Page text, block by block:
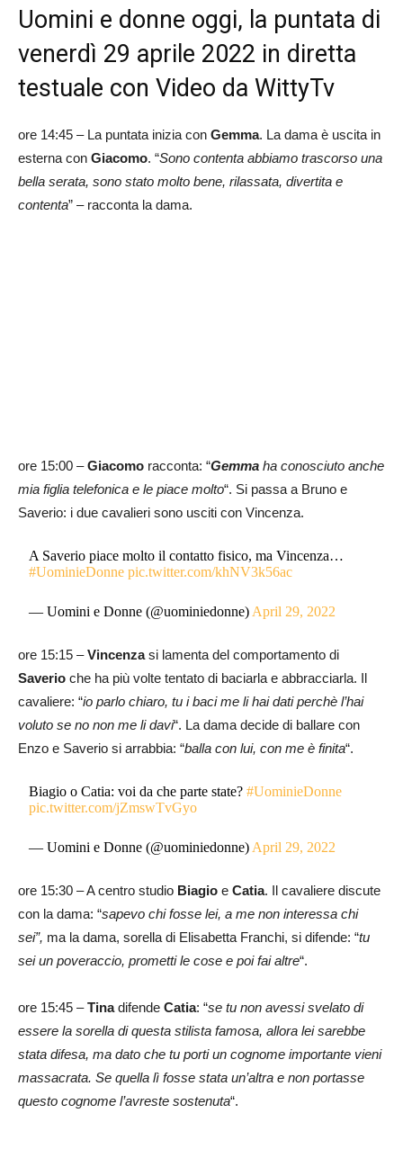
Uomini e donne oggi, la puntata di
venerdì 29 aprile 2022 in diretta
testuale con Video da WittyTv
ore 14:45 – La puntata inizia con Gemma. La dama è uscita in
esterna con Giacomo. “Sono contenta abbiamo trascorso una
bella serata, sono stato molto bene, rilassata, divertita e
contenta” – racconta la dama.
ore 15:00 –Giacomo racconta: “Gemma ha conosciuto anche
mia figlia telefonica e le piace molto“. Si passa a Bruno e
Saverio: i due cavalieri sono usciti con Vincenza.
A Saverio piace molto il contatto fisico, ma Vincenza…
#UominieDonne pic.twitter.com/khNV3k56ac
— Uomini e Donne (@uominiedonne)April 29, 2022
ore 15:15 –Vincenzasi lamenta del comportamento di
Saverio che ha più volte tentato di baciarla e abbracciarla. Il
cavaliere: “io parlo chiaro, tu i baci me li hai dati perchè l’hai
voluto se no non me li davi“. La dama decide di ballare con
Enzo e Saverio si arrabbia: “balla con lui, con me è finita“.
Biagio o Catia: voi da che parte state?#UominieDonne
pic.twitter.com/jZmswTvGyo
— Uomini e Donne (@uominiedonne)April 29, 2022
ore 15:30 – A centro studio Biagio e Catia. Il cavaliere discute
con la dama: “sapevo chi fosse lei, a me non interessa chi
sei”, ma la dama, sorella di Elisabetta Franchi, si difende: “tu
sei un poveraccio, prometti le cose e poi fai altre“.
ore 15:45 –Tinadifende Catia: “se tu non avessi svelato di
essere la sorella di questa stilista famosa, allora lei sarebbe
stata difesa, ma dato che tu porti un cognome importante vieni
massacrata. Se quella lì fosse stata un’altra e non portasse
questo cognome l’avreste sostenuta“.